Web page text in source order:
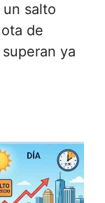
un salto
de
ya